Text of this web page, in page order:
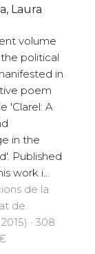
Laura
volume
political
in
poem
'Clarel: A
in the
Published
work i...
de la
de
· 308